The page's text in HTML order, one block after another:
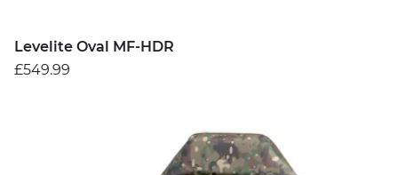
Levelite Oval MF-HDR
£549.99